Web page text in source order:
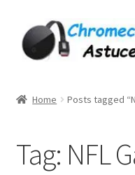
Skip
to
navigation
Skip
to
content
Cart
Home Posts tagged
Tag: NFL